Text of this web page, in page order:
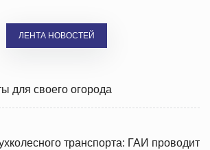
ЛЕНТА НОВОСТЕЙ
для своего огорода
транспорта: ГАИ проводит